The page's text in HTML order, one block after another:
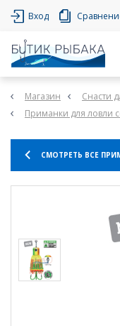
Вход
Магазин
Снасти
Приманки для ловли
СМОТРЕТЬ ВСЕ